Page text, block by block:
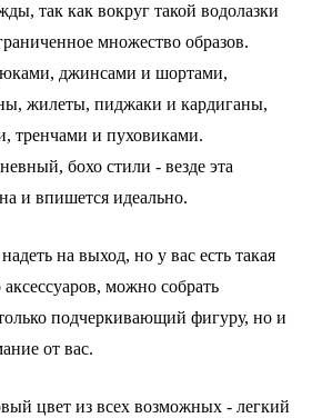
так как вокруг такой водолазки
множество образов.
джинсами и шортами,
жилеты, пиджаки и кардиганы,
тренчами и пуховиками.
бохо стили - везде эта
и впишется идеально.
на выход, но у вас есть такая
аксессуаров, можно собрать
подчеркивающий фигуру, но и
от вас.
цвет из всех возможных - легкий